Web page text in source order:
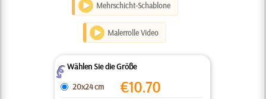
Mehrschicht-Schablone
Malerrolle Video
ZWählen Sie die Größe
20x24 cm
€10.70